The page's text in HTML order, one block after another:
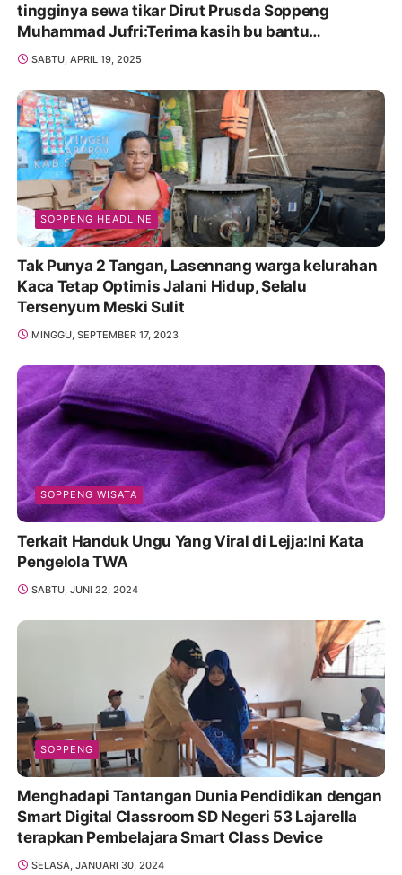
tingginya sewa tikar Dirut Prusda Soppeng
Muhammad Jufri:Terima kasih bu bantu
Promosikan
SABTU, APRIL 19, 2025
SOPPENG HEADLINE
Tak Punya 2 Tangan, Lasennang warga kelurahan
Kaca Tetap Optimis Jalani Hidup, Selalu
Tersenyum Meski Sulit
MINGGU, SEPTEMBER 17, 2023
SOPPENG WISATA
Terkait Handuk Ungu Yang Viral di Lejja:Ini Kata
Pengelola TWA
SABTU, JUNI 22, 2024
SOPPENG
Menghadapi Tantangan Dunia Pendidikan dengan
Smart Digital Classroom SD Negeri 53 Lajarella
terapkan Pembelajara Smart Class Device
SELASA, JANUARI 30, 2024